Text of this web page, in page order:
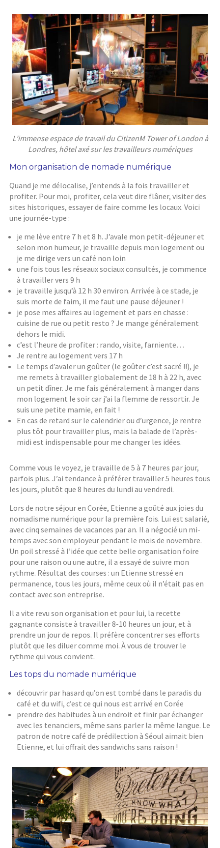
L’immense espace de travail du CitizenM Tower of London à
Londres, hôtel axé sur les travailleurs numériques
Mon organisation de nomade numérique
Quand je me délocalise, j’entends à la fois travailler et
profiter. Pour moi, profiter, cela veut dire flâner, visiter des
sites historiques, essayer de faire comme les locaux. Voici
une journée-type :
je me lève entre 7 h et 8 h. J’avale mon petit-déjeuner et
selon mon humeur, je travaille depuis mon logement ou
je me dirige vers un café non loin
une fois tous les réseaux sociaux consultés, je commence
à travailler vers 9 h
je travaille jusqu’à 12 h 30 environ. Arrivée à ce stade, je
suis morte de faim, il me faut une pause déjeuner !
je pose mes affaires au logement et pars en chasse :
cuisine de rue ou petit resto ? Je mange généralement
dehors le midi.
c’est l’heure de profiter : rando, visite, farniente…
Je rentre au logement vers 17 h
Le temps d’avaler un goûter (le goûter c’est sacré !!), je
me remets à travailler globalement de 18 h à 22 h, avec
un petit dîner. Je me fais généralement à manger dans
mon logement le soir car j’ai la flemme de ressortir. Je
suis une petite mamie, en fait !
En cas de retard sur le calendrier ou d’urgence, je rentre
plus tôt pour travailler plus, mais la balade de l’après-
midi est indispensable pour me changer les idées.
Comme vous le voyez, je travaille de 5 à 7 heures par jour,
parfois plus. J’ai tendance à préférer travailler 5 heures tous
les jours, plutôt que 8 heures du lundi au vendredi.
Lors de notre séjour en Corée, Etienne a goûté aux joies du
nomadisme numérique pour la première fois. Lui est salarié,
avec cinq semaines de vacances par an. Il a négocié un mi-
temps avec son employeur pendant le mois de novembre.
Un poil stressé à l’idée que cette belle organisation foire
pour une raison ou une autre, il a essayé de suivre mon
rythme. Résultat des courses : un Etienne stressé en
permanence, tous les jours, même ceux où il n’était pas en
contact avec son entreprise.
Il a vite revu son organisation et pour lui, la recette
gagnante consiste à travailler 8-10 heures un jour, et à
prendre un jour de repos. Il préfère concentrer ses efforts
plutôt que les diluer comme moi. À vous de trouver le
rythme qui vous convient.
Les tops du nomade numérique
découvrir par hasard qu’on est tombé dans le paradis du
café et du wifi, c’est ce qui nous est arrivé en Corée
prendre des habitudes à un endroit et finir par échanger
avec les tenanciers, même sans parler la même langue. Le
patron de notre café de prédilection à Séoul aimait bien
Etienne, et lui offrait des sandwichs sans raison !